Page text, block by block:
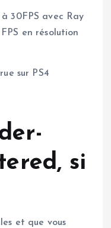
30FPS avec Ray
en résolution
sur PS4
si
et que vous